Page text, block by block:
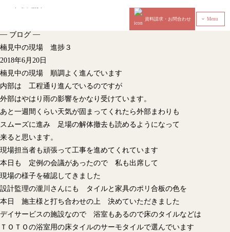
資料請求・お問合わせ ‹ Menu
— ブログ —
楠見中の現場 進捗３
2018年6月20日
楠見中の現場 順調よく進んでいます
内部は 工程通り進んでいるのですが
外部はやはり雨の影響をかなり受けています。
あと一週間くらい天気が固まってくれたら外部まわりも
スムーズに進み 足場の解体撤去も読めるようになって
来ると思います。
現場担当者も頑張って工事を進めてくれています
本日も 定例の会議があったので 私も出席して
現場の様子を確認してきました
設計監理の瀧川さんにも タイルと家具のポリ合板の色を
本日 施主様と打ち合わせの上 決めていただきました
デイサービスの施設なので 浴室もあるので床のタイルなどは
ＴＯＴＯの浴室用の床タイルのサーモタイルで選んでいます